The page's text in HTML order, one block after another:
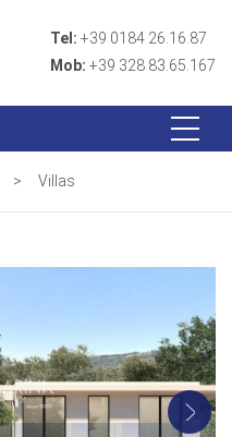
Tel: +39 0184 26.16.87
Mob: +39 328 83.65.167
> Villas